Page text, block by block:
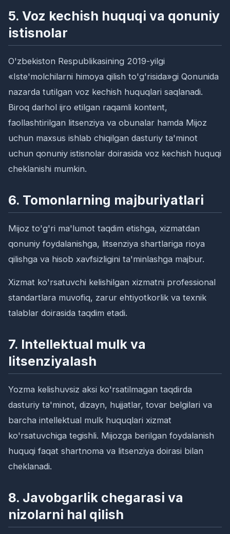
5. Voz kechish huquqi va qonuniy
istisnolar
O'zbekiston Respublikasining 2019-yilgi
«Iste'molchilarni himoya qilish to'g'risida»gi Qonunida
nazarda tutilgan voz kechish huquqlari saqlanadi.
Biroq darhol ijro etilgan raqamli kontent,
faollashtirilgan litsenziya va obunalar hamda Mijoz
uchun maxsus ishlab chiqilgan dasturiy ta'minot
uchun qonuniy istisnolar doirasida voz kechish huquqi
cheklanishi mumkin.
6. Tomonlarning majburiyatlari
Mijoz to'g'ri ma'lumot taqdim etishga, xizmatdan
qonuniy foydalanishga, litsenziya shartlariga rioya
qilishga va hisob xavfsizligini ta'minlashga majbur.
Xizmat ko'rsatuvchi kelishilgan xizmatni professional
standartlara muvofiq, zarur ehtiyotkorlik va texnik
talablar doirasida taqdim etadi.
7. Intellektual mulk va
litsenziyalash
Yozma kelishuvsiz aksi ko'rsatilmagan taqdirda
dasturiy ta'minot, dizayn, hujjatlar, tovar belgilari va
barcha intellektual mulk huquqlari xizmat
ko'rsatuvchiga tegishli. Mijozga berilgan foydalanish
huquqi faqat shartnoma va litsenziya doirasi bilan
cheklanadi.
8. Javobgarlik chegarasi va
nizolarni hal qilish